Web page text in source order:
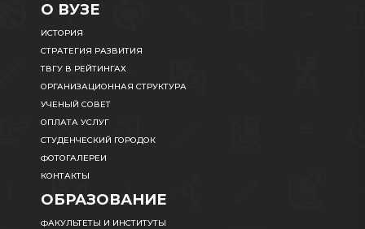
О ВУЗЕ
ИСТОРИЯ
СТРАТЕГИЯ РАЗВИТИЯ
ТВГУ В РЕЙТИНГАХ
ОРГАНИЗАЦИОННАЯ СТРУКТУРА
УЧЕНЫЙ СОВЕТ
ОПЛАТА УСЛУГ
СТУДЕНЧЕСКИЙ ГОРОДОК
ФОТОГАЛЕРЕИ
КОНТАКТЫ
ОБРАЗОВАНИЕ
ФАКУЛЬТЕТЫ И ИНСТИТУТЫ